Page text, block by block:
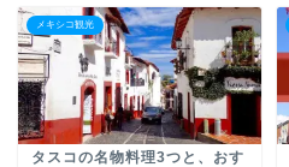
メキシコ観光
タスコの名物料理3つと、おす